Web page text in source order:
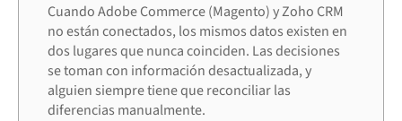
Cuando Adobe Commerce (Magento) y Zoho CRM
no están conectados, los mismos datos existen en
dos lugares que nunca coinciden. Las decisiones
se toman con información desactualizada, y
alguien siempre tiene que reconciliar las
diferencias manualmente.